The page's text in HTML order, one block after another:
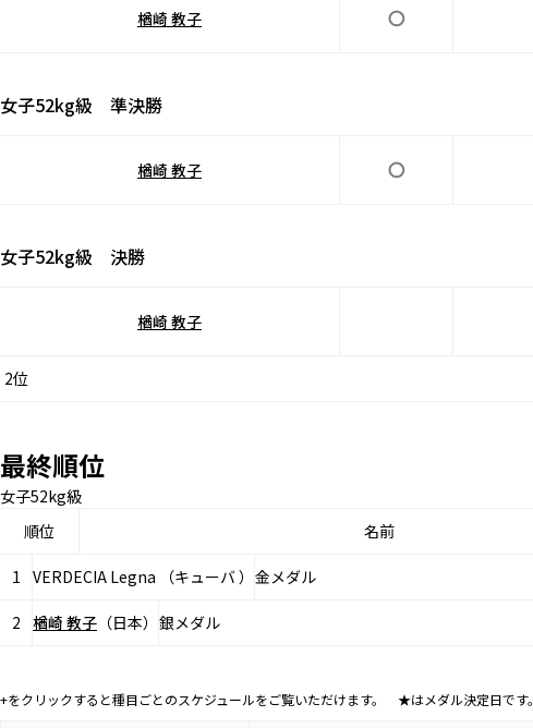
楢崎 教子
女子52kg級 準決勝
楢崎 教子
女子52kg級 決勝
楢崎 教子
2位
最終順位
女子52kg級
順位
名前
1 VERDECIA Legna （キューバ ） 金メダル
2 楢崎 教子 （日本） 銀メダル
+をクリックすると種目ごとのスケジュールをご覧いただけます。 ★はメダル決定日です。